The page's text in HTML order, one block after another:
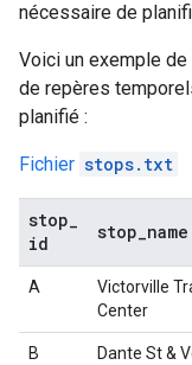
nécessaire de
Voici un exemple de
de repères
planifié :
Fichier stops.txt
stop
id
stop name
A
Victorville
Center
B Dante St &